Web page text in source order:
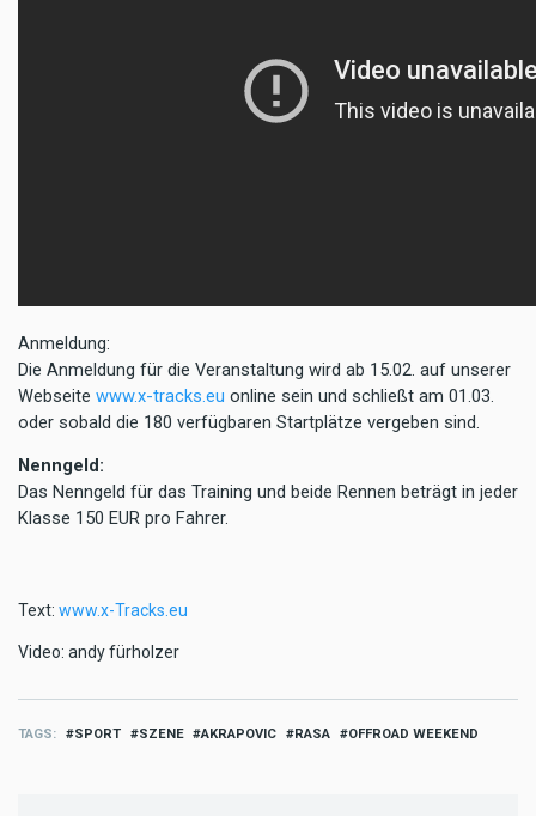
Anmeldung:
Die Anmeldung für die Veranstaltung wird ab 15.02. auf unserer
Webseite www.x-tracks.eu online sein und schließt am 01.03.
oder sobald die 180 verfügbaren Startplätze vergeben sind.
Nenngeld:
Das Nenngeld für das Training und beide Rennen beträgt in jeder
Klasse 150 EUR pro Fahrer.
Text: www.x-Tracks.eu
Video: andy fürholzer
TAGS SPORT SZENE AKRAPOVIC RASA OFFROAD WEEKEND